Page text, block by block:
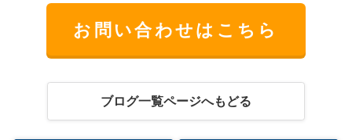
お問い合わせはこちら
ブログ一覧ページへもどる